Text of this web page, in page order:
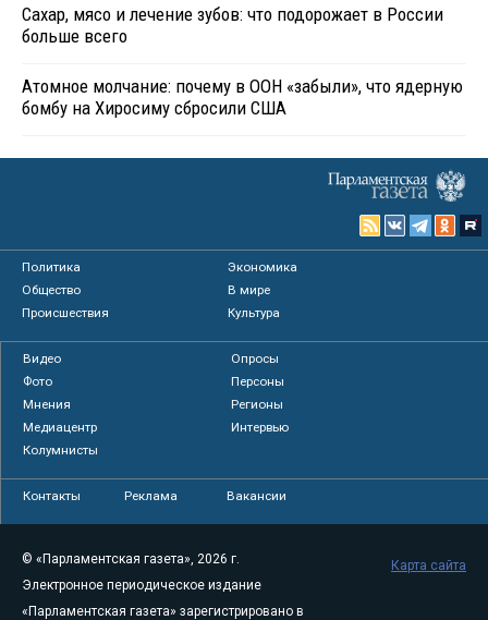
Сахар, мясо и лечение зубов: что подорожает в России
больше всего
Атомное молчание: почему в ООН «забыли», что ядерную
бомбу на Хиросиму сбросили США
Политика
Экономика
Общество
В мире
Происшествия
Культура
Видео
Опросы
Фото
Персоны
Мнения
Регионы
Медиацентр
Интервью
Колумнисты
Контакты Реклама Вакансии
© «Парламентская газета», 2026 г.
Электронное периодическое издание
«Парламентская газета» зарегистрировано в
Карта сайта